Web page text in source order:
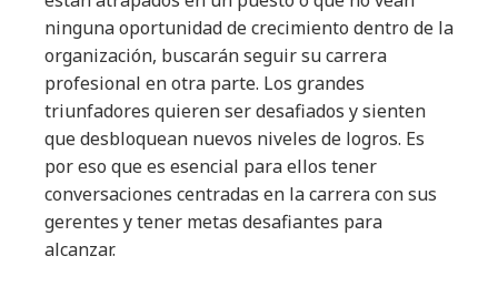
ninguna oportunidad de crecimiento dentro de la
organización, buscarán seguir su carrera
profesional en otra parte. Los grandes
triunfadores quieren ser desafiados y sienten
que desbloquean nuevos niveles de logros. Es
por eso que es esencial para ellos tener
conversaciones centradas en la carrera con sus
gerentes y tener metas desafiantes para
alcanzar.